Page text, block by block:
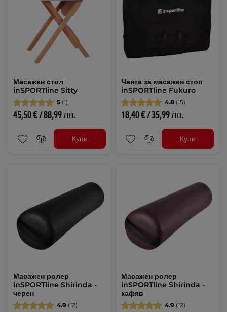
Масажен стол
inSPORTline Sitty
5 (1)
45,50 € / 88,99 лв.
Купи
Чанта за масажен стол
inSPORTline Fukuro
4.8 (15)
18,40 € / 35,99 лв.
Купи
Масажен ролер
inSPORTline Shirinda -
черен
4.9 (12)
Масажен ролер
inSPORTline Shirinda -
кафяв
4.9 (12)